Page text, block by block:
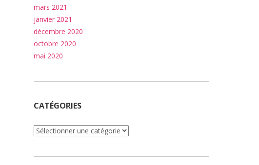
mars 2021
janvier 2021
décembre 2020
octobre 2020
mai 2020
CATÉGORIES
Catégories